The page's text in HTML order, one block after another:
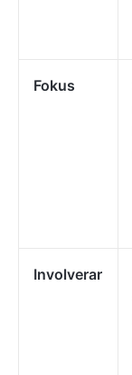
Fokus
Involverar